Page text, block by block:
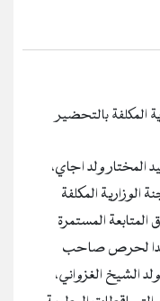
المكلفة بالتحضير
المختار ولد اجاي،
اجتماع اللجنة الوزارية المكلفة
المستمرة
لحرص صاحب
الشيخ الغزواني،